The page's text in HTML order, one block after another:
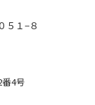
５１−８
4号